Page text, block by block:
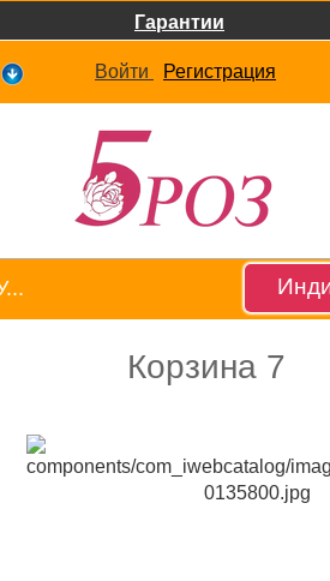
Гарантии
Войти Регистрация
Корзина 7